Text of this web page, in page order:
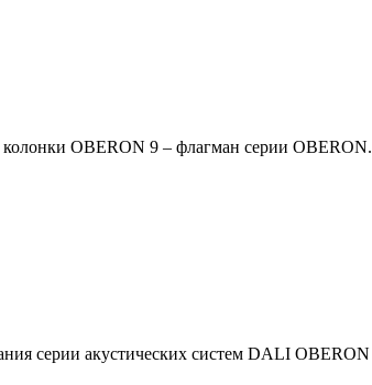
OBERON 9 – флагман серии OBERON.
серии акустических систем DALI OBERON